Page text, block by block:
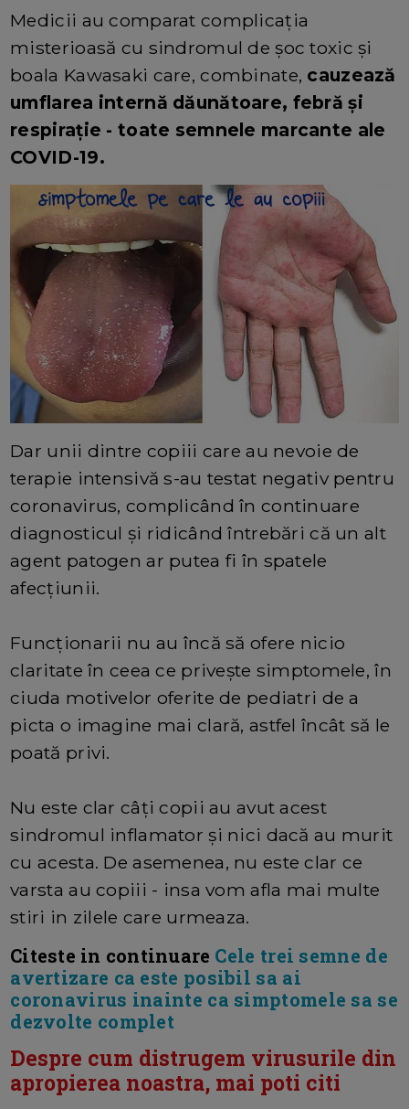
Medicii au comparat complicația
misterioasă cu sindromul de șoc toxic și
boala Kawasaki care, combinate, cauzează
umflarea internă dăunătoare, febră și
respirație - toate semnele marcante ale
COVID-19.
Dar unii dintre copiii care au nevoie de
terapie intensivă s-au testat negativ pentru
coronavirus, complicând în continuare
diagnosticul și ridicând întrebări că un alt
agent patogen ar putea fi în spatele
afecțiunii.
Funcționarii nu au încă să ofere nicio
claritate în ceea ce privește simptomele, în
ciuda motivelor oferite de pediatri de a
picta o imagine mai clară, astfel încât să le
poată privi.
Nu este clar câți copii au avut acest
sindromul inflamator și nici dacă au murit
cu acesta. De asemenea, nu este clar ce
varsta au copiii - insa vom afla mai multe
stiri in zilele care urmeaza.
Citeste in continuare Cele trei semne de
avertizare ca este posibil sa ai
coronavirus inainte ca simptomele sa se
dezvolte complet
Despre cum distrugem virusurile din
apropierea noastra, mai poti citi